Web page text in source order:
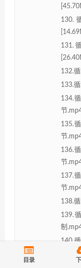
130.
131.
132.
133.
134.
节
135.
节
136.
节
137.
节
138.
139.
制
140.
目录